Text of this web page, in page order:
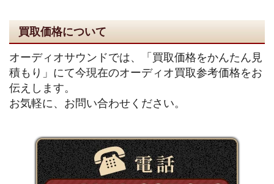
買取価格について
オーディオサウンドでは、「買取価格をかんたん見
積もり」にて今現在のオーディオ買取参考価格をお
伝えします。
お気軽に、お問い合わせください。